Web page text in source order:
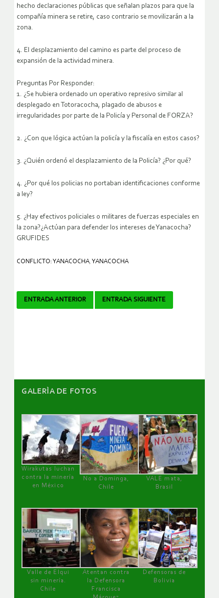
hecho declaraciones públicas que señalan plazos para que la
compañía minera se retire, caso contrario se movilizarán a la
zona.
4. El desplazamiento del camino es parte del proceso de
expansión de la actividad minera.
Preguntas Por Responder:
1. ¿Se hubiera ordenado un operativo represivo similar al
desplegado en Totoracocha, plagado de abusos e
irregularidades por parte de la Policía y Personal de FORZA?
2. ¿Con que lógica actúan la policía y la fiscalía en estos casos?
3. ¿Quién ordenó el desplazamiento de la Policía? ¿Por qué?
4. ¿Por qué los policias no portaban identificaciones conforme
a ley?
5. ¿Hay efectivos policiales o militares de fuerzas especiales en
la zona?¿Actúan para defender los intereses de Yanacocha?
GRUFIDES
CONFLICTO: YANACOCHA, YANACOCHA
Navegador
ENTRADA ANTERIOR ENTRADA SIGUIENTE
GALERÌA DE FOTOS
Wirakutas luchan
contra la minería
en México
No a Dominga,
Chile
VALE mata,
Brasil
Valle de Elqui
sin minería.
Chile
Atentan contra
la Defensora
Francisca
Defensoras de
Bolivia